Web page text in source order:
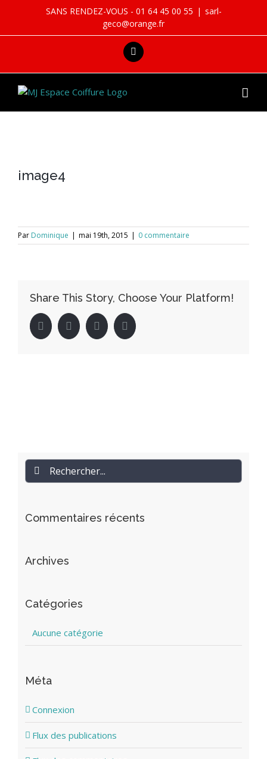
content
SANS RENDEZ-VOUS - 01 64 45 00 55 | sarl-
geco@orange.fr
facebook
image4
Par Dominique | mai 19th, 2015 | 0 commentaire
Share This Story, Choose Your Platform!
facebooktwitter linkedin pinterest
Rechercher
Commentaires récents
Archives
Catégories
Aucune catégorie
Méta
Connexion
Flux des publications